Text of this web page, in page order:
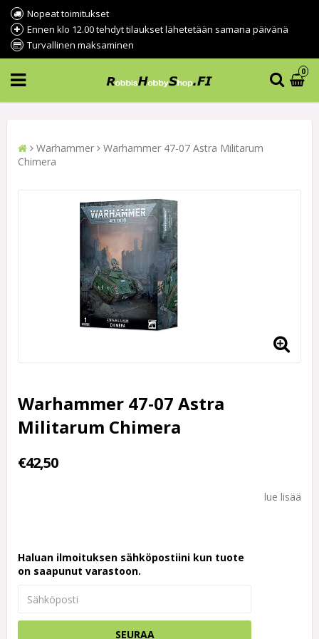
Nopeat toimitukset
Ennen klo 12.00 tehdyt tilaukset lähetetään samana päivänä
Turvallinen maksaminen
0
Warhammer
Warhammer 47-07 Astra Militarum
Chimera
Warhammer 47-07 Astra
Militarum Chimera
€42,50
lue lisää
Haluan ilmoituksen sähköpostiini kun tuote
on saapunut varastoon.
SEURAA